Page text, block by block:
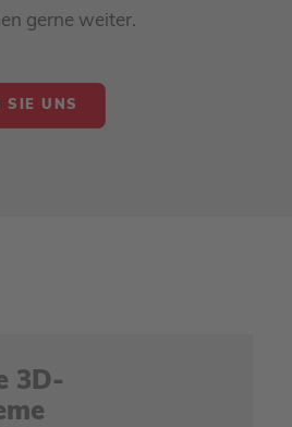
gerne weiter.
SIE UNS
3D-